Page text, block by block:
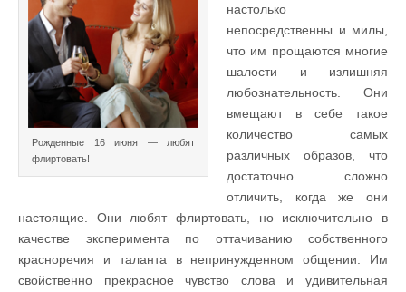
Рожденные 16 июня — любят
флиртовать!
настолько
непосредственны и милы,
что им прощаются многие
шалости и излишняя
любознательность. Они
вмещают в себе такое
количество самых
различных образов, что
достаточно сложно
отличить, когда же они
настоящие. Они любят флиртовать, но исключительно в
качестве эксперимента по оттачиванию собственного
красноречия и таланта в непринужденном общении. Им
свойственно прекрасное чувство слова и удивительная